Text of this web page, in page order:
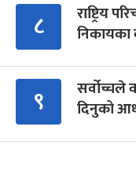
८
राष्ट्रिय
निकायका
९
सर्वोच्चले
दिनुको